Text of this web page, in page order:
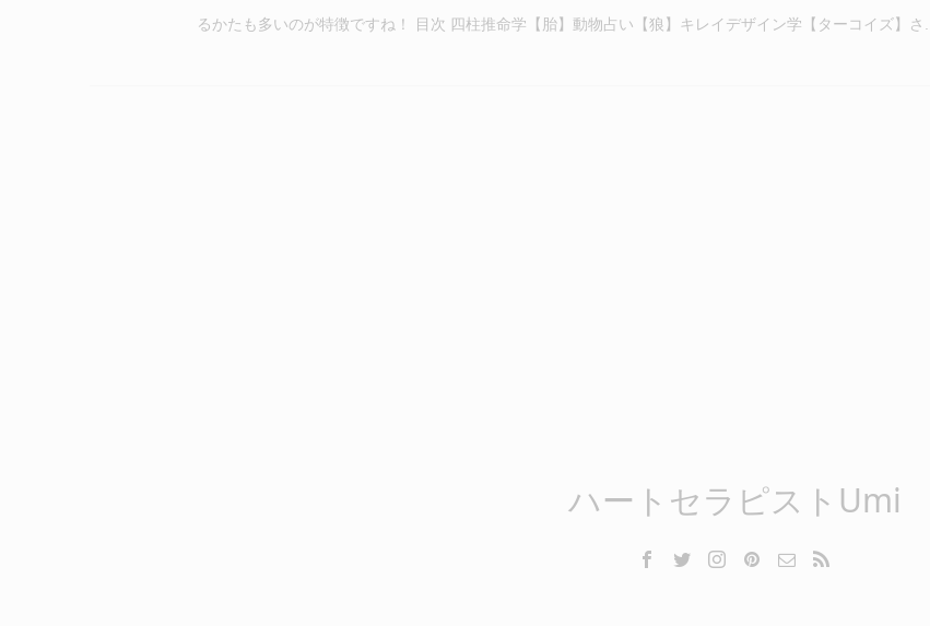
るかたも多いのが特徴ですね！ 目次 四柱推命学【胎】動物占い【狼】キレイデザイン学【ターコイズ】さ...
ハートセラピストUmi